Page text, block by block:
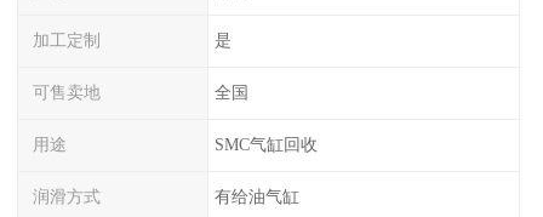
加工定制 是
可售卖地 全国
用途 SMC气缸回收
润滑方式 有给油气缸